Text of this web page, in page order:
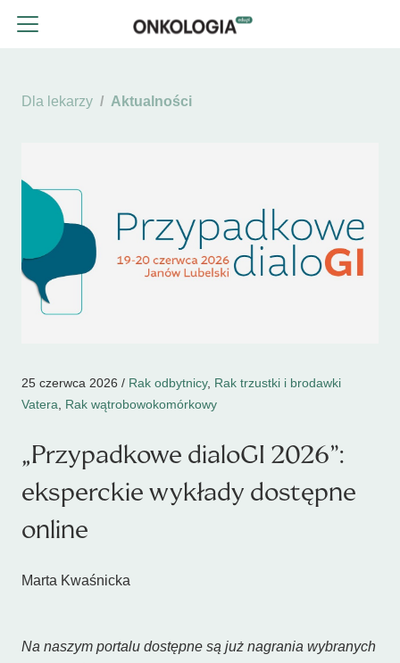
Dla lekarzy Aktualności
25 czerwca 2026 / Rak odbytnicy, Rak trzustki i brodawki
Vatera
Rak wątrobowokomórkowy
„Przypadkowe dialoGI 2026”:
eksperckie wykłady dostępne
online
Marta Kwaśnicka
Na naszym portalu dostępne są już nagrania wybranych